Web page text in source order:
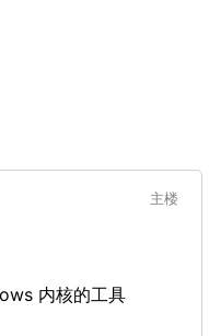
主楼
内核的工具